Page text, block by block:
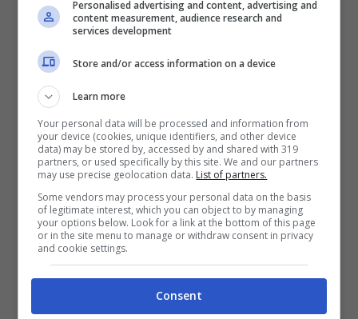
ottimo biglietto da visita che lo porterà
entro qualche anno a ricoprire un ruolo
importante nel centro-sinistra italiano?
Fa specie intanto il risultato di
anche lui politico da tanto tempo, che
prende molti meno consensi dello stesso
Renzi. Da una parte è scoraggiante per i
lavoratori italiani, chel’unico candidato di
sinistra che s’impegnava ad abolire le
ultime leggi che in Italia hanno facilitato i
licenziamenti individuali e collettivi
Personalised advertising and content, advertising and
content measurement, audience research and
services development
Store and/or access information on a device
Learn more
Your personal data will be processed and information from
your device (cookies, unique identifiers, and other device
data) may be stored by, accessed by and shared with 319
partners, or used specifically by this site. We and our partners
may use precise geolocation data. List of partners.
Some vendors may process your personal data on the basis
of legitimate interest, which you can object to by managing
your options below. Look for a link at the bottom of this page
or in the site menu to manage or withdraw consent in privacy
and cookie settings.
Consent